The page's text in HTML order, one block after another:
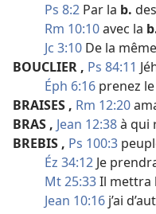
Ps 8:2 Par la b.
Rm 10:10avec la
Jc 3:10 De la même
BOUCLIER , Ps 84:11
Éph 6:16 prenez
BRAISES , Rm 12:20
BRAS , Jean 12:38à qui
BREBIS , Ps 100:3
Éz 34:12 Je
Mt 25:33Il mettra
Jean 10:16 j’ai